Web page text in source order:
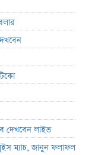
দেখবেন লাইভ
ম্যাচ, জানুন ফলাফল